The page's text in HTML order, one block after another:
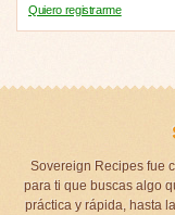
Quiero registrarme
Sovereign Recipes fue
para ti que buscas algo
práctica y rápida, hasta